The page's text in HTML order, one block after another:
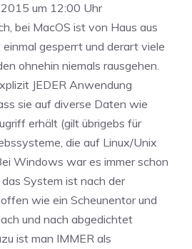
um 12:00 Uhr
bei MacOS ist von Haus aus
gesperrt und derart viele
ohnehin niemals rausgehen.
JEDER Anwendung
sie auf diverse Daten wie
erhält (gilt übrigebs für
die auf Linux/Unix
Windows war es immer schon
System ist nach der
wie ein Scheunentor und
und nach abgedichtet
ist man IMMER als